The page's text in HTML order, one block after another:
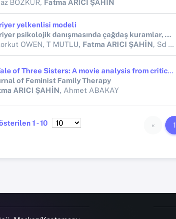
BOZKUR, Fatma ARICI ŞAHİN
yelkenlisi modeli
Kariyer psikolojik danışmasında çağdaş kuramlar, yaklaşımlar ve modeller (ss. 111–148). Pegem Akadem
OWEN, T MUTLU, Fatma ARICI ŞAHİN, Sd ZORBAZ
A Tale of Three Sisters: A movie analysis from critically informed family therapy perspective
of Feminist Family Therapy
ARICI ŞAHİN, Ahmet ABAKAY
1 - 10 « 1